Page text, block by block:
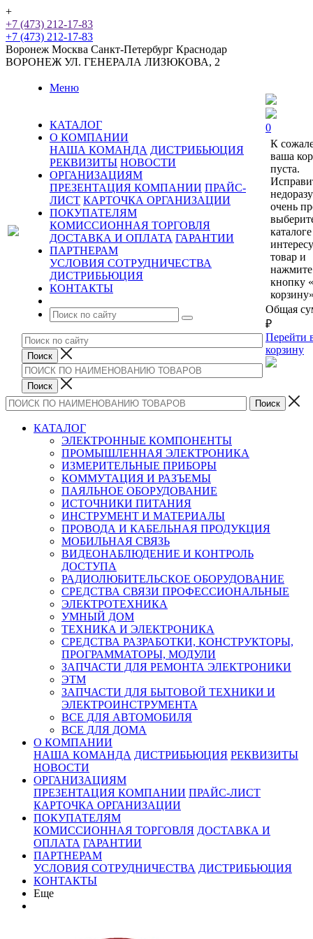
+
+7 (473) 212-17-83
+7 (473) 212-17-83
Воронеж Москва Санкт-Петербург Краснодар
ВОРОНЕЖ УЛ. ГЕНЕРАЛА ЛИЗЮКОВА, 2
Меню
КАТАЛОГ
О КОМПАНИИ
НАША КОМАНДА ДИСТРИБЬЮЦИЯ
РЕКВИЗИТЫ НОВОСТИ
ОРГАНИЗАЦИЯМ
ПРЕЗЕНТАЦИЯ КОМПАНИИ ПРАЙС-
ЛИСТ КАРТОЧКА ОРГАНИЗАЦИИ
ПОКУПАТЕЛЯМ
КОМИССИОННАЯ ТОРГОВЛЯ
ДОСТАВКА И ОПЛАТА ГАРАНТИИ
ПАРТНЕРАМ
УСЛОВИЯ СОТРУДНИЧЕСТВА
ДИСТРИБЬЮЦИЯ
КОНТАКТЫ
0
К
ваша
пуста.
очень
каталоге
товар и
нажмите
кнопку
Общая
₽
Перейти
корзину
КАТАЛОГ
ЭЛЕКТРОННЫЕ КОМПОНЕНТЫ
ПРОМЫШЛЕННАЯ ЭЛЕКТРОНИКА
ИЗМЕРИТЕЛЬНЫЕ ПРИБОРЫ
КОММУТАЦИЯ И РАЗЪЕМЫ
ПАЯЛЬНОЕ ОБОРУДОВАНИЕ
ИСТОЧНИКИ ПИТАНИЯ
ИНСТРУМЕНТ И МАТЕРИАЛЫ
ПРОВОДА И КАБЕЛЬНАЯ ПРОДУКЦИЯ
МОБИЛЬНАЯ СВЯЗЬ
ВИДЕОНАБЛЮДЕНИЕ И КОНТРОЛЬ
ДОСТУПА
РАДИОЛЮБИТЕЛЬСКОЕ ОБОРУДОВАНИЕ
СРЕДСТВА СВЯЗИ ПРОФЕССИОНАЛЬНЫЕ
ЭЛЕКТРОТЕХНИКА
УМНЫЙ ДОМ
ТЕХНИКА И ЭЛЕКТРОНИКА
СРЕДСТВА РАЗРАБОТКИ, КОНСТРУКТОРЫ,
ПРОГРАММАТОРЫ, МОДУЛИ
ЗАПЧАСТИ ДЛЯ РЕМОНТА ЭЛЕКТРОНИКИ
ЭТМ
ЗАПЧАСТИ ДЛЯ БЫТОВОЙ ТЕХНИКИ И
ЭЛЕКТРОИНСТРУМЕНТА
ВСЕ ДЛЯ АВТОМОБИЛЯ
ВСЕ ДЛЯ ДОМА
О КОМПАНИИ
НАША КОМАНДА ДИСТРИБЬЮЦИЯ РЕКВИЗИТЫ
НОВОСТИ
ОРГАНИЗАЦИЯМ
ПРЕЗЕНТАЦИЯ КОМПАНИИ ПРАЙС-ЛИСТ
КАРТОЧКА ОРГАНИЗАЦИИ
ПОКУПАТЕЛЯМ
КОМИССИОННАЯ ТОРГОВЛЯ ДОСТАВКА И
ОПЛАТА ГАРАНТИИ
ПАРТНЕРАМ
УСЛОВИЯ СОТРУДНИЧЕСТВА ДИСТРИБЬЮЦИЯ
КОНТАКТЫ
Еще